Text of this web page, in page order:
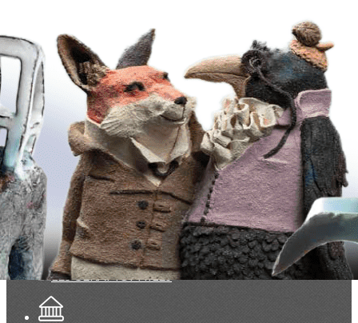
Exporter toutes les colonnes
Exporter uniquement les colonnes affichées
Menu
Evénements du Club à venir
Evénements du Club passés
Vie du Club (réservé membres)
Documentation exclusive membres
Base photos exclusive membres
Ajoutez un logo, un bouton, des réseaux sociaux
Cliquez pour éditer